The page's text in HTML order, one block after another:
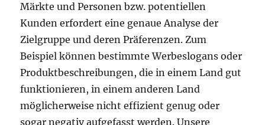
Märkte und Personen bzw. potentiellen
Kunden erfordert eine genaue Analyse der
Zielgruppe und deren Präferenzen. Zum
Beispiel können bestimmte Werbeslogans oder
Produktbeschreibungen, die in einem Land gut
funktionieren, in einem anderen Land
möglicherweise nicht effizient genug oder
sogar negativ aufgefasst werden. Unsere